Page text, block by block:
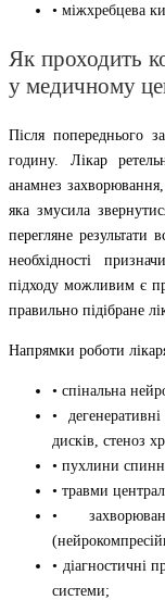
• міжхребцева
Як проходить
у медичному
Після попереднього
годину. Лікар
анамнез
яка змусила
перегляне результати
необхідності
підходу можливим є
правильно підібране
Напрямки роботи
• спінальна
•
дисків, стеноз
• пухлини
• травми
•
• діагностичні
системи;